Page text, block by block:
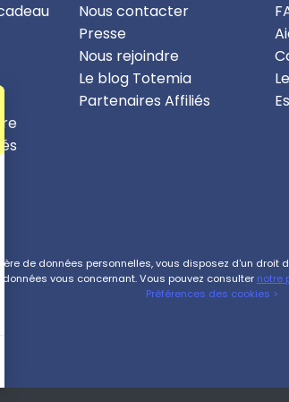
Nous contacter
Presse
Nous rejoindre
Le blog Totemia
Partenaires Affiliés
de données personnelles, vous disposez d'un
données vous concernant. Vous pouvez consulter notre
Préférences des cookies >